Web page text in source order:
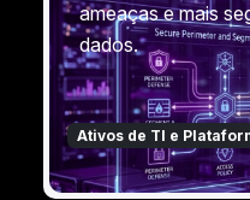
ameaças e mais
dados.
Ativos de TI e